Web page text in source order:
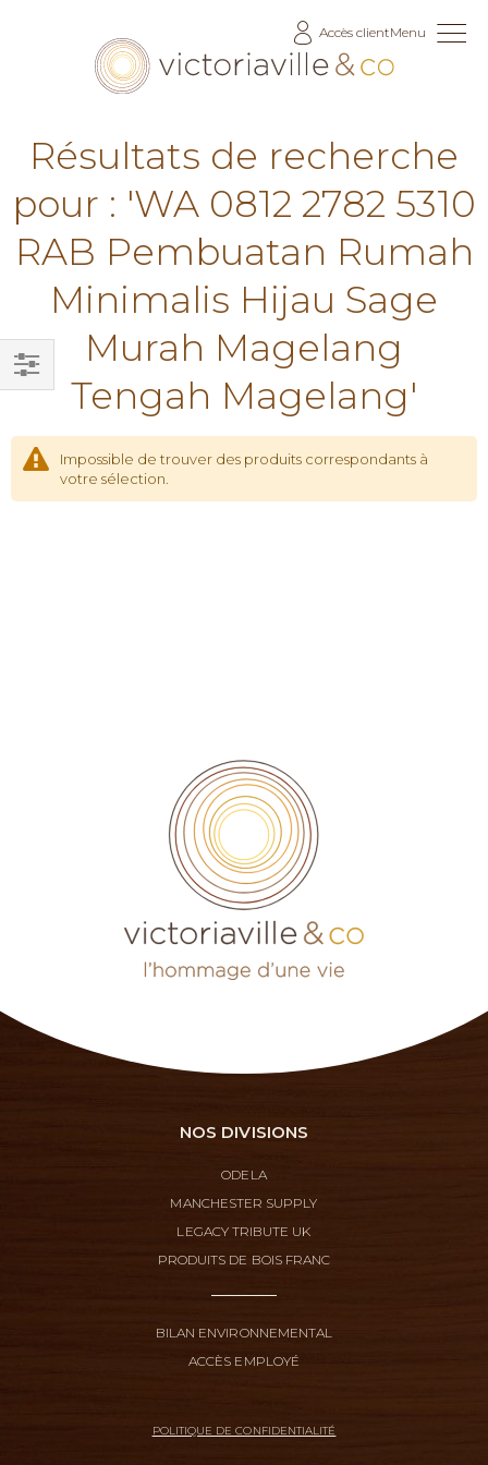
Accès clientMenu
Résultats de recherche
pour : 'WA 0812 2782 5310
RAB Pembuatan Rumah
Minimalis Hijau Sage
Murah Magelang
Tengah Magelang'
Impossible de trouver des produits correspondants à
votre sélection.
Filtrer
NOS DIVISIONS
ODELA
MANCHESTER SUPPLY
LEGACY TRIBUTE UK
PRODUITS DE BOIS FRANC
BILAN ENVIRONNEMENTAL
ACCÈS EMPLOYÉ
POLITIQUE DE CONFIDENTIALITÉ